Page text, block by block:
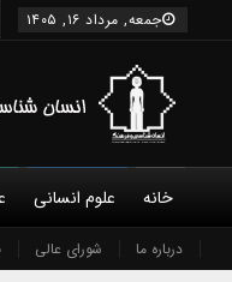
جمعه, مرداد ۱۶, ۱۴۰۵
خانه
درباره ما شورای عالی
علوم انسانی